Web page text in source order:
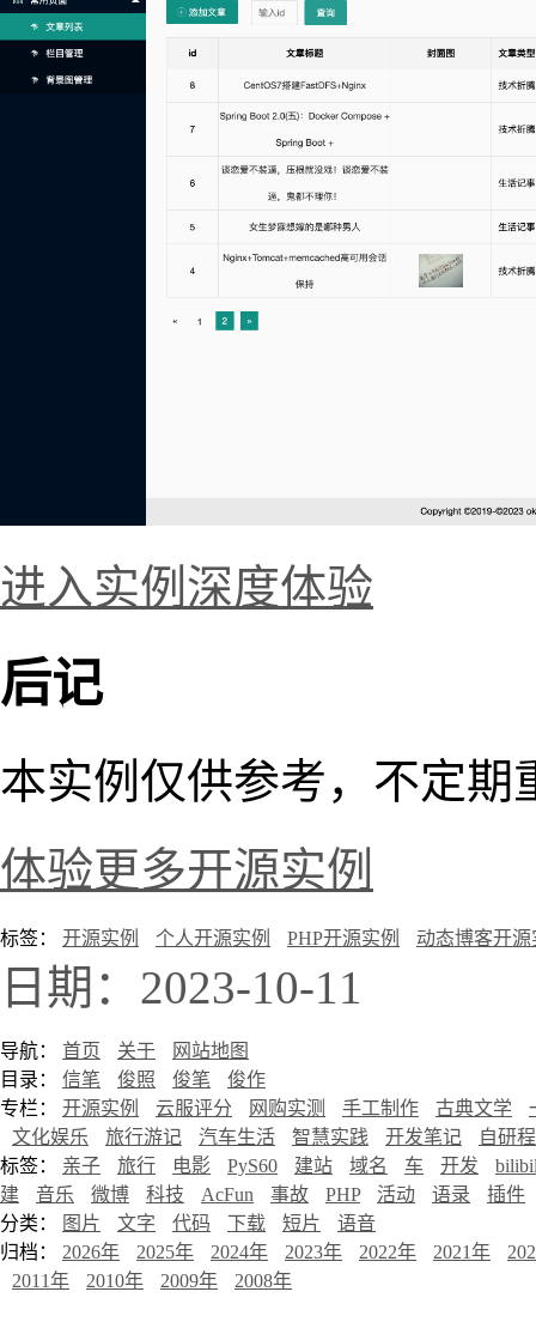
进入实例深度体验
后记
本实例仅供参考，不定期
体验更多开源实例
标签： 开源实例 个人开源实例 PHP开源实例 动态博客开源
日期：2023-10-11
导航： 首页 关于
网站地图
目录： 信笔 俊照 俊笔
俊作
专栏： 开源实例 云服评分 网购实测 手工制作 古典文学
文化娱乐
旅行游记 汽车生活 智慧实践 开发笔记
自研
标签： 亲子 旅行 电影 PyS60 建站 域名 车 开发
建
音乐 微博 科技 AcFun 事故 PHP 活动 语录
插件
分类：
图片 文字 代码 下载 短片
语音
归档： 2026年 2025年 2024年 2023年 2022年 2021年
2011年
2010年 2009年 2008年